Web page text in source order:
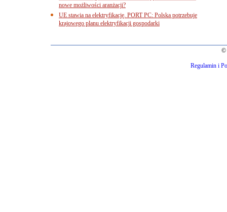
nowe możliwości aranżacji?
UE stawia na elektryfikację. PORT PC: Polska potrzebuje
krajowego planu elektryfikacji gospodarki
©
Regulamin i